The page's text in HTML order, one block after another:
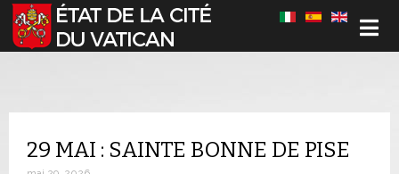
Sélectionnez votre langue
29 MAI : SAINTE BONNE DE PISE